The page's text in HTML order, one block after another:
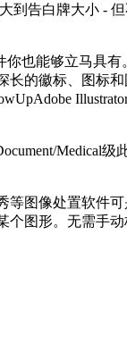
告白牌大小 -
也能够立马具
的徽标、图标
Medical级
图像处置软件
个图形。无需手